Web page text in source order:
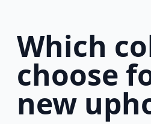
Which
choose
new